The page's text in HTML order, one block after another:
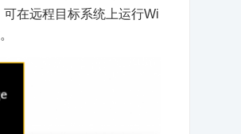
在远程目标系统上运行Wi